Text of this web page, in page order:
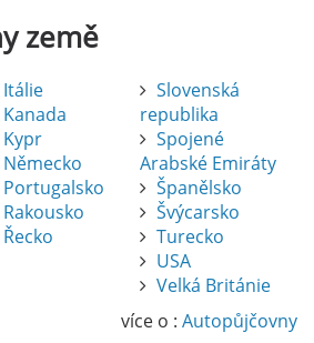
země
Itálie
Kanada
Kypr
Německo
Portugalsko
Rakousko
Řecko
Slovenská
republika
Spojené
Arabské Emiráty
Španělsko
Švýcarsko
Turecko
USA
Velká Británie
více o : Autopůjčovny
auta na letišti Alicante
na letišti v Alicante je výborný
pohodlně objevovat město i jeho